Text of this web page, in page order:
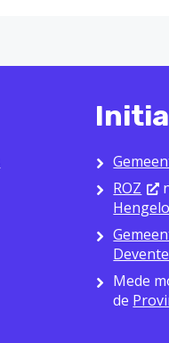
ROZ
Hengelo
Mede
de